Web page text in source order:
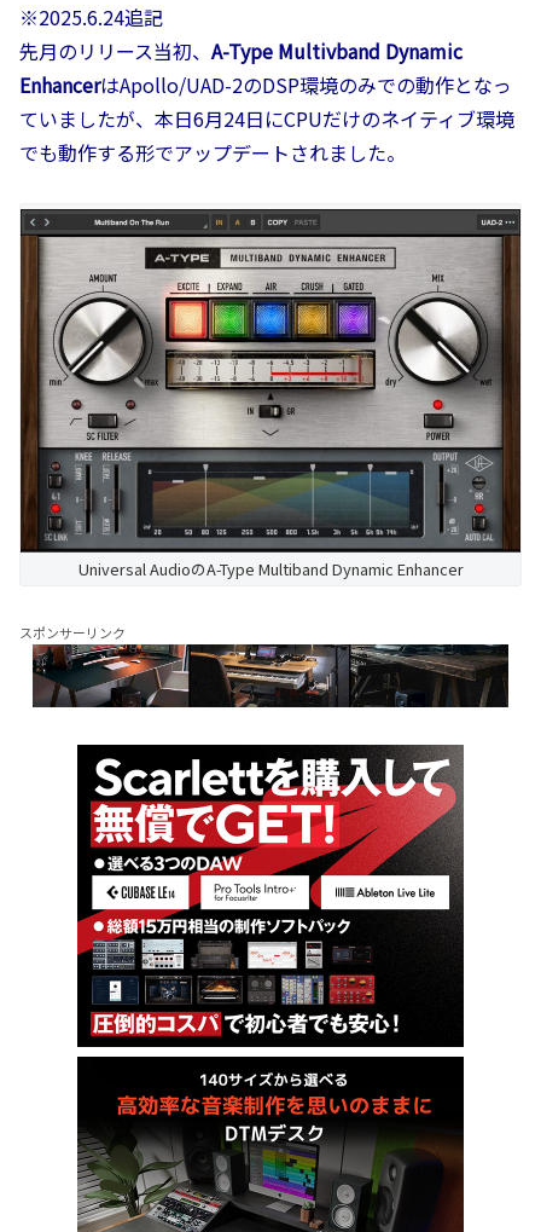
※2025.6.24追記
先月のリリース当初、 A-Type Multivband Dynamic
EnhancerはApollo/UAD-2のDSP環境のみでの動作となっ
ていましたが、本日6月24日にCPUだけのネイティブ環境
でも動作する形でアップデートされました。
Universal AudioのA-Type Multiband Dynamic Enhancer
スポンサーリンク